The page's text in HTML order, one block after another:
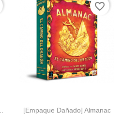
[Empaque Dañado] Almanac
favorite_border